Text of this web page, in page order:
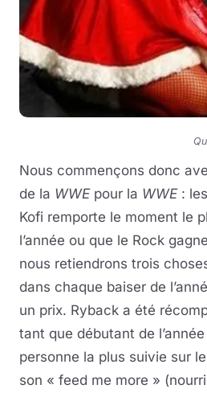
Nous commençons donc
de la WWE pour la WWE: les
Kofi remporte le moment le
l’année ou que le Rock
nous retiendrons trois
dans chaque baiser de
un prix. Ryback a été
tant que débutant de
personne la plus suivie sur
son « feed me more »